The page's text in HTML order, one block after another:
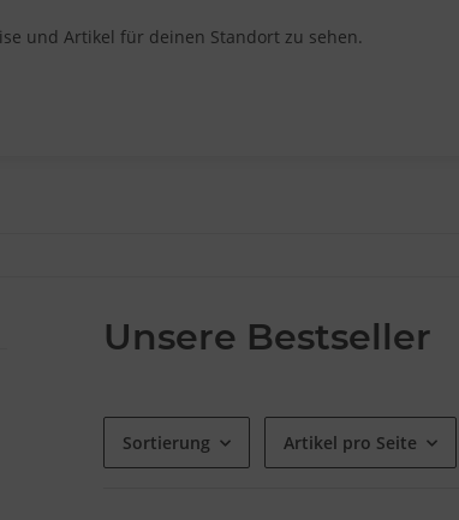
und Artikel für deinen Standort zu sehen.
Unsere Bestseller
Sortierung Artikel pro Seite